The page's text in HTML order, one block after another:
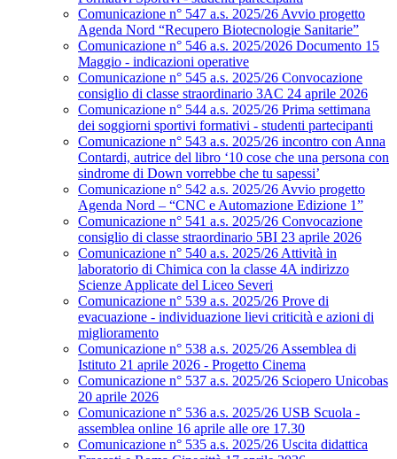
Comunicazione n° 547 a.s. 2025/26 Avvio progetto
Agenda Nord “Recupero Biotecnologie Sanitarie”
Comunicazione n° 546 a.s. 2025/2026 Documento 15
Maggio - indicazioni operative
Comunicazione n° 545 a.s. 2025/26 Convocazione
consiglio di classe straordinario 3AC 24 aprile 2026
Comunicazione n° 544 a.s. 2025/26 Prima settimana
dei soggiorni sportivi formativi - studenti partecipanti
Comunicazione n° 543 a.s. 2025/26 incontro con Anna
Contardi, autrice del libro ‘10 cose che una persona con
sindrome di Down vorrebbe che tu sapessi’
Comunicazione n° 542 a.s. 2025/26 Avvio progetto
Agenda Nord – “CNC e Automazione Edizione 1”
Comunicazione n° 541 a.s. 2025/26 Convocazione
consiglio di classe straordinario 5BI 23 aprile 2026
Comunicazione n° 540 a.s. 2025/26 Attività in
laboratorio di Chimica con la classe 4A indirizzo
Scienze Applicate del Liceo Severi
Comunicazione n° 539 a.s. 2025/26 Prove di
evacuazione - individuazione lievi criticità e azioni di
miglioramento
Comunicazione n° 538 a.s. 2025/26 Assemblea di
Istituto 21 aprile 2026 - Progetto Cinema
Comunicazione n° 537 a.s. 2025/26 Sciopero Unicobas
20 aprile 2026
Comunicazione n° 536 a.s. 2025/26 USB Scuola -
assemblea online 16 aprile alle ore 17.30
Comunicazione n° 535 a.s. 2025/26 Uscita didattica